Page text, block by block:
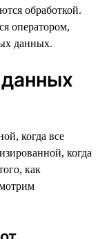
обработкой.
оператором,
данных.
когда все
когда
как